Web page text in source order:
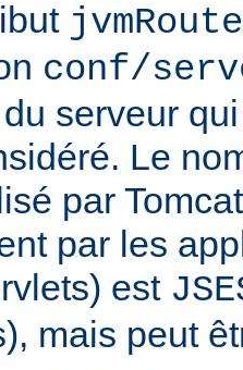
jvmRoute
conf/
du serveur
Le
par
par les
est
mais peut